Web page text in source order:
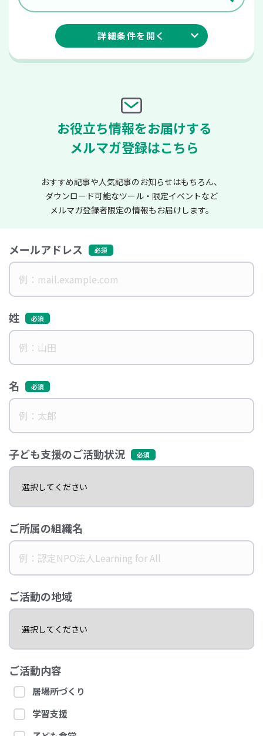
詳細条件を開く
お役立ち情報をお届けする
メルマガ登録はこちら
おすすめ記事や人気記事のお知らせはもちろん、
ダウンロード可能なツール・限定イベントなど
メルマガ登録者限定の情報もお届けします。
メールアドレス
姓
名
子ども支援のご活動状況
ご所属の組織名
ご活動の地域
ご活動内容
居場所づくり
学習支援